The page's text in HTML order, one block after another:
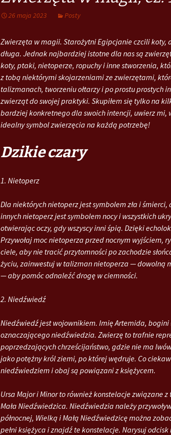
26 maja 2023 Posty
Zwierzęta w magii. Starożytni Egipcjanie czcili
długa. Jednak najbardziej istotne dla nas są
koty, ptaki, nietoperze, ropuchy i inne stworzenia,
z tobą niektórymi skojarzeniami ze zwierzętami,
talizmanach, tworzeniu ołtarzy i po prostu prostych
zwierząt do swojej praktyki. Skupiłem się tylko na
bardziej konkretnego dla swoich intencji, uwierz mi,
idealny symbol zwierzęcia na każdą potrzebę!
Dzikie czary
1. Nietoperz
Dla niektórych nietoperz jest symbolem zła i
innych nietoperz jest symbolem nocy i wszystkich
otwierając oczy, gdy wszyscy inni śpią. Dzięki
Przywołaj moc nietoperza przed nocnym wyjściem,
ciele, aby nie tracić przytomności po zachodzie
życiu, zainwestuj w talizman nietoperza — dowolną
— aby pomóc odnaleźć drogę w ciemności.
2. Niedźwiedź
Niedźwiedź jest wojownikiem. Imię Artemida, bogini
oznaczającego niedźwiedzia. Zwierzę to trafnie
poprzedzających chrześcijaństwo, gdzie nie ma
jako potężny król ziemi, po której wędruje. Co
niedźwiedziem i obaj są powiązani z księżycem.
Ursa Major i Minor to również konstelacje
Mała Niedźwiedzica. Niedźwiedzia należy
północnej, Wielką i Małą Niedźwiedzicę można
pełni księżyca i znajdź te konstelacje. Narysuj